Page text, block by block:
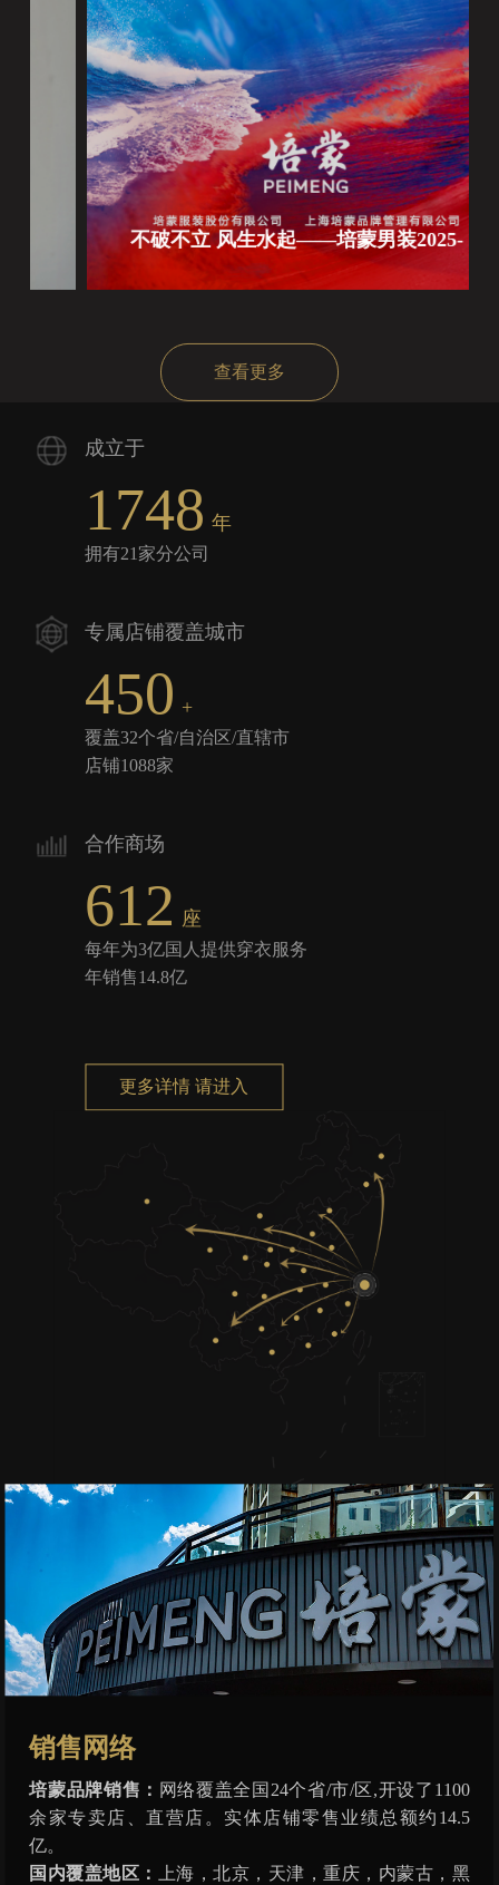
不破不立 风生水起——培蒙男装2025-
查看更多
成立于
1942 年
拥有21家分公司
专属店铺覆盖城市
500 +
覆盖32个省/自治区/直辖市
店铺1088家
合作商场
680 座
每年为3亿国人提供穿衣服务
年销售14.8亿
更多详情 请进入
销售网络
培蒙品牌销售： 网络覆盖全国24个省/市/区,开设了1100
余家专卖店、直营店。实体店铺零售业绩总额约14.5
亿。
国内覆盖地区： 上海，北京，天津，重庆，内蒙古，黑